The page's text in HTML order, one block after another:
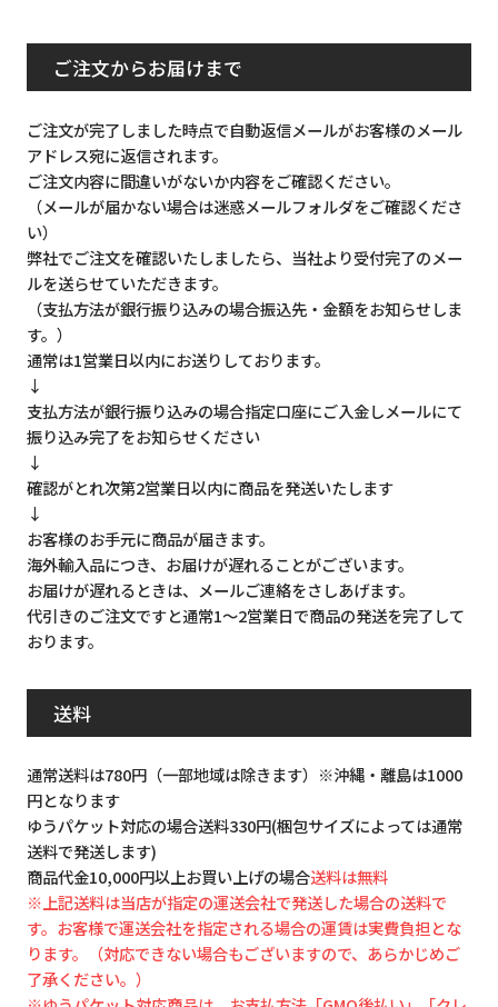
ご注文からお届けまで
ご注文が完了しました時点で自動返信メールがお客様のメール
アドレス宛に返信されます。
ご注文内容に間違いがないか内容をご確認ください。
（メールが届かない場合は迷惑メールフォルダをご確認くださ
い）
弊社でご注文を確認いたしましたら、当社より受付完了のメー
ルを送らせていただきます。
（支払方法が銀行振り込みの場合振込先・金額をお知らせしま
す。）
通常は1営業日以内にお送りしております。
↓
支払方法が銀行振り込みの場合指定口座にご入金しメールにて
振り込み完了をお知らせください
↓
確認がとれ次第2営業日以内に商品を発送いたします
↓
お客様のお手元に商品が届きます。
海外輸入品につき、お届けが遅れることがございます。
お届けが遅れるときは、メールご連絡をさしあげます。
代引きのご注文ですと通常1～2営業日で商品の発送を完了して
おります。
送料
通常送料は780円（一部地域は除きます）※沖縄・離島は1000
円となります
ゆうパケット対応の場合送料330円(梱包サイズによっては通常
送料で発送します)
商品代金10,000円以上お買い上げの場合送料は無料
※上記送料は当店が指定の運送会社で発送した場合の送料で
す。お客様で運送会社を指定される場合の運賃は実費負担とな
ります。（対応できない場合もございますので、あらかじめご
了承ください。）